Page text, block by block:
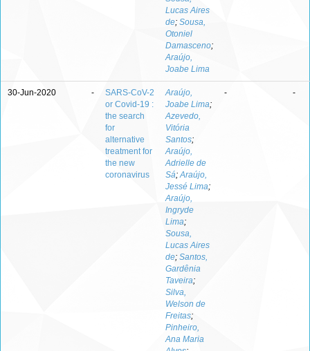
Lucas Aires
de; Sousa,
Otoniel
Damasceno;
Araújo,
Joabe Lima
30-Jun-2020 -
SARS-CoV-2
or Covid-19 :
the search
for
alternative
treatment for
the new
coronavirus
Araújo,
Joabe Lima;
Azevedo,
Vitória
Santos;
Araújo,
Adrielle de
Sá;Araújo,
Jessé Lima;
Araújo,
Ingryde
Lima;
Sousa,
Lucas Aires
de; Santos,
Gardênia
Taveira;
Silva,
Welson de
Freitas;
Pinheiro,
Ana Maria
- -